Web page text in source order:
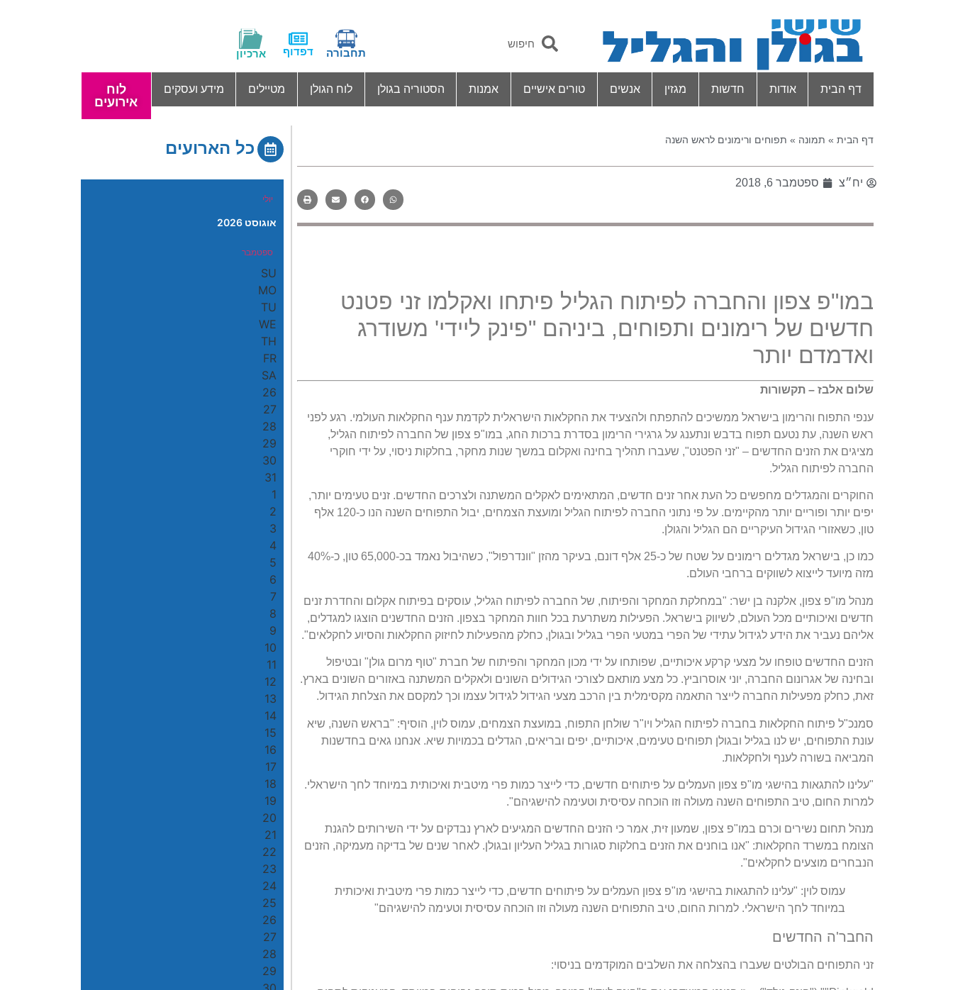
תחבורה דפדוף ארכיון
דף הבית אודות חדשות מגזין אנשים טורים אישיים אמנות הסטוריה בגולן לוח הגולן מטיילים מידע ועסקים
לוח
אירועים
דף הבית » תמונה » תפוחים ורימונים לראש השנה
יח״צ ספטמבר 6, 2018
במו"פ צפון והחברה לפיתוח הגליל פיתחו ואקלמו זני פטנט
חדשים של רימונים ותפוחים, ביניהם "פינק ליידי' משודרג
ואדמדם יותר
שלום אלבז – תקשורות
ענפי התפוח והרימון בישראל ממשיכים להתפתח ולהצעיד את החקלאות הישראלית לקדמת ענף החקלאות העולמי. רגע לפני
ראש השנה, עת נטעם תפוח בדבש ונתענג על גרגירי הרימון בסדרת ברכות החג, במו"פ צפון של החברה לפיתוח הגליל,
מציגים את הזנים החדשים – "זני הפטנט", שעברו תהליך בחינה ואקלום במשך שנות מחקר, בחלקות ניסוי, על ידי חוקרי
החברה לפיתוח הגליל.
החוקרים והמגדלים מחפשים כל העת אחר זנים חדשים, המתאימים לאקלים המשתנה ולצרכים החדשים. זנים טעימים יותר,
יפים יותר ופוריים יותר מהקיימים. על פי נתוני החברה לפיתוח הגליל ומועצת הצמחים, יבול התפוחים השנה הנו כ-120 אלף
טון, כשאזורי הגידול העיקריים הם הגליל והגולן.
כמו כן, בישראל מגדלים רימונים על שטח של כ-25 אלף דונם, בעיקר מהזן "וונדרפול", כשהיבול נאמד בכ-65,000 טון, כ-40%
מזה מיועד לייצוא לשווקים ברחבי העולם.
מנהל מו"פ צפון, אלקנה בן ישר: "במחלקת המחקר והפיתוח, של החברה לפיתוח הגליל, עוסקים בפיתוח אקלום והחדרת זנים
חדשים ואיכותיים מכל העולם, לשיווק בישראל. הפעילות משתרעת בכל חוות המחקר בצפון. הזנים החדשנים הוצגו למגדלים,
אליהם נעביר את הידע לגידול עתידי של הפרי במטעי הפרי בגליל ובגולן, כחלק מהפעילות לחיזוק החקלאות והסיוע לחקלאים".
הזנים החדשים טופחו על מצעי קרקע איכותיים, שפותחו על ידי מכון המחקר והפיתוח של חברת "טוף מרום גולן" ובטיפול
ובחינה של אגרונום החברה, יוני אוסרוביץ. כל מצע מותאם לצורכי הגידולים השונים ולאקלים המשתנה באזורים השונים בארץ.
זאת, כחלק מפעילות החברה לייצר התאמה מקסימלית בין הרכב מצעי הגידול לגידול עצמו וכך למקסם את הצלחת הגידול.
סמנכ"ל פיתוח החקלאות בחברה לפיתוח הגליל ויו"ר שולחן התפוח, במועצת הצמחים, עמוס לוין, הוסיף: "בראש השנה, שיא
עונת התפוחים, יש לנו בגליל ובגולן תפוחים טעימים, איכותיים, יפים ובריאים, הגדלים בכמויות שיא. אנחנו גאים בחדשנות
המביאה בשורה לענף ולחקלאות.
"עלינו להתגאות בהישגי מו"פ צפון העמלים על פיתוחים חדשים, כדי לייצר כמות פרי מיטבית ואיכותית במיוחד לחך הישראלי.
למרות החום, טיב התפוחים השנה מעולה וזו הוכחה עסיסית וטעימה להישגיהם".
מנהל תחום נשירים וכרם במו"פ צפון, שמעון זית, אמר כי הזנים החדשים המגיעים לארץ נבדקים על ידי השירותים להגנת
הצומח במשרד החקלאות: "אנו בוחנים את הזנים בחלקות סגורות בגליל העליון ובגולן. לאחר שנים של בדיקה מעמיקה, הזנים
הנבחרים מוצעים לחקלאים".
עמוס לוין: "עלינו להתגאות בהישגי מו"פ צפון העמלים על פיתוחים חדשים, כדי לייצר כמות פרי מיטבית ואיכותית
במיוחד לחך הישראלי. למרות החום, טיב התפוחים השנה מעולה וזו הוכחה עסיסית וטעימה להישגיהם"
החבר'ה החדשים
זני התפוחים הבולטים שעברו בהצלחה את השלבים המוקדמים בניסוי:
כל הארועים
יולי
אוגוסט 2026
ספטמבר
SU
MO
TU
WE
TH
FR
SA
26
27
28
29
30
31
1
2
3
4
5
6
7
8
9
10
11
12
13
14
15
16
17
18
19
20
21
22
23
24
25
26
27
28
29